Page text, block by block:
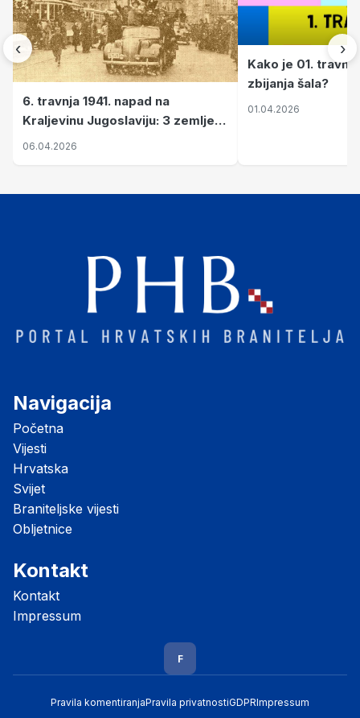
‹
6. travnja 1941. napad na
Kraljevinu Jugoslaviju: 3 zemlje
nastale njenim raspadom
06.04.2026
Kako je 01.
zbijanja šala?
01.04.2026
›
Navigacija
Početna
Vijesti
Hrvatska
Svijet
Braniteljske vijesti
Obljetnice
Kontakt
Kontakt
Impressum
F
Pravila komentiranjaPravila privatnostiGDPRImpressum